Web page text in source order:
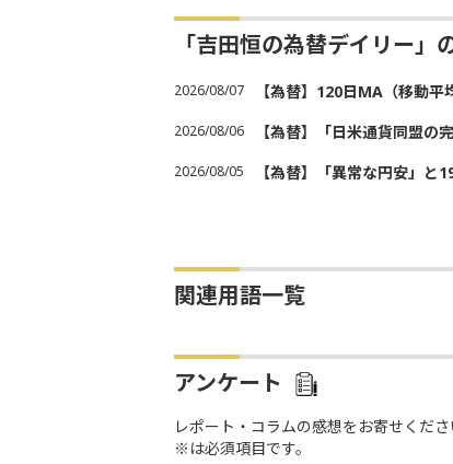
「吉田恒の為替デイリー」
2026/08/07 【為替】120日MA（移動
2026/08/06 【為替】「日米通貨同盟の
2026/08/05 【為替】「異常な円安」と
関連用語一覧
アンケート
レポート・コラムの感想をお寄せくだ
※は必須項目です。